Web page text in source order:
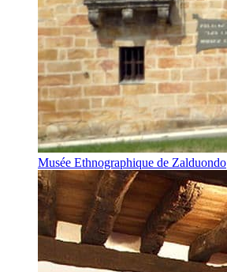
Musée Ethnographique de Zalduondo